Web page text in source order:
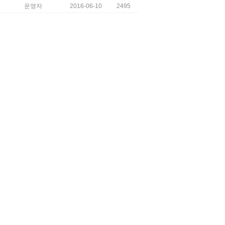
운영자 2016-06-10 2495